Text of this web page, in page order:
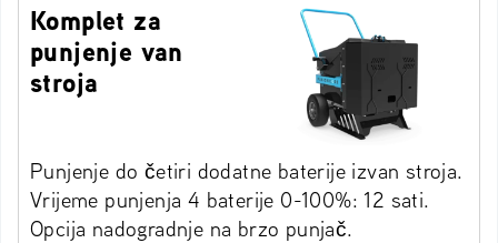
Komplet za
punjenje van
stroja
Punjenje do četiri dodatne baterije izvan stroja.
Vrijeme punjenja 4 baterije 0-100%: 12 sati.
Opcija nadogradnje na brzo punjač.